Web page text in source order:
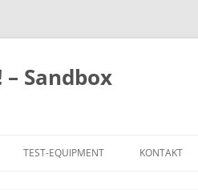
Sandbox
TEST-EQUIPMENT KONTAKT